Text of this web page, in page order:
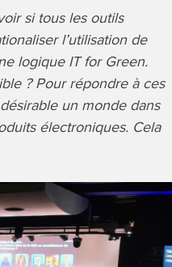
si tous les outils
l’utilisation de
logique IT for Green.
? Pour répondre à ces
un monde dans
électroniques. Cela